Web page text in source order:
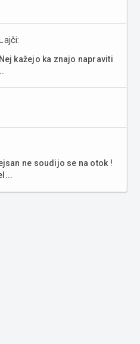
kažejo ka znajo napraviti
ne soudijo se na otok !